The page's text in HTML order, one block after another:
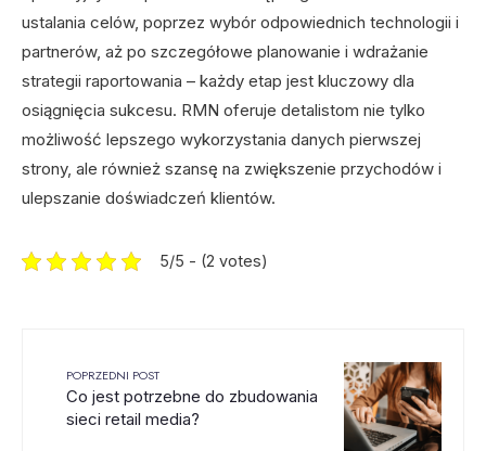
ustalania celów, poprzez wybór odpowiednich technologii i
partnerów, aż po szczegółowe planowanie i wdrażanie
strategii raportowania – każdy etap jest kluczowy dla
osiągnięcia sukcesu. RMN oferuje detalistom nie tylko
możliwość lepszego wykorzystania danych pierwszej
strony, ale również szansę na zwiększenie przychodów i
ulepszanie doświadczeń klientów.
5/5 - (2 votes)
POPRZEDNI POST
Co jest potrzebne do zbudowania
sieci retail media?